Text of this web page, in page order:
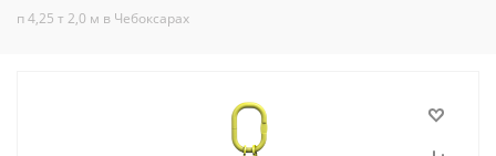
п 4,25 т 2,0 м в Чебоксарах